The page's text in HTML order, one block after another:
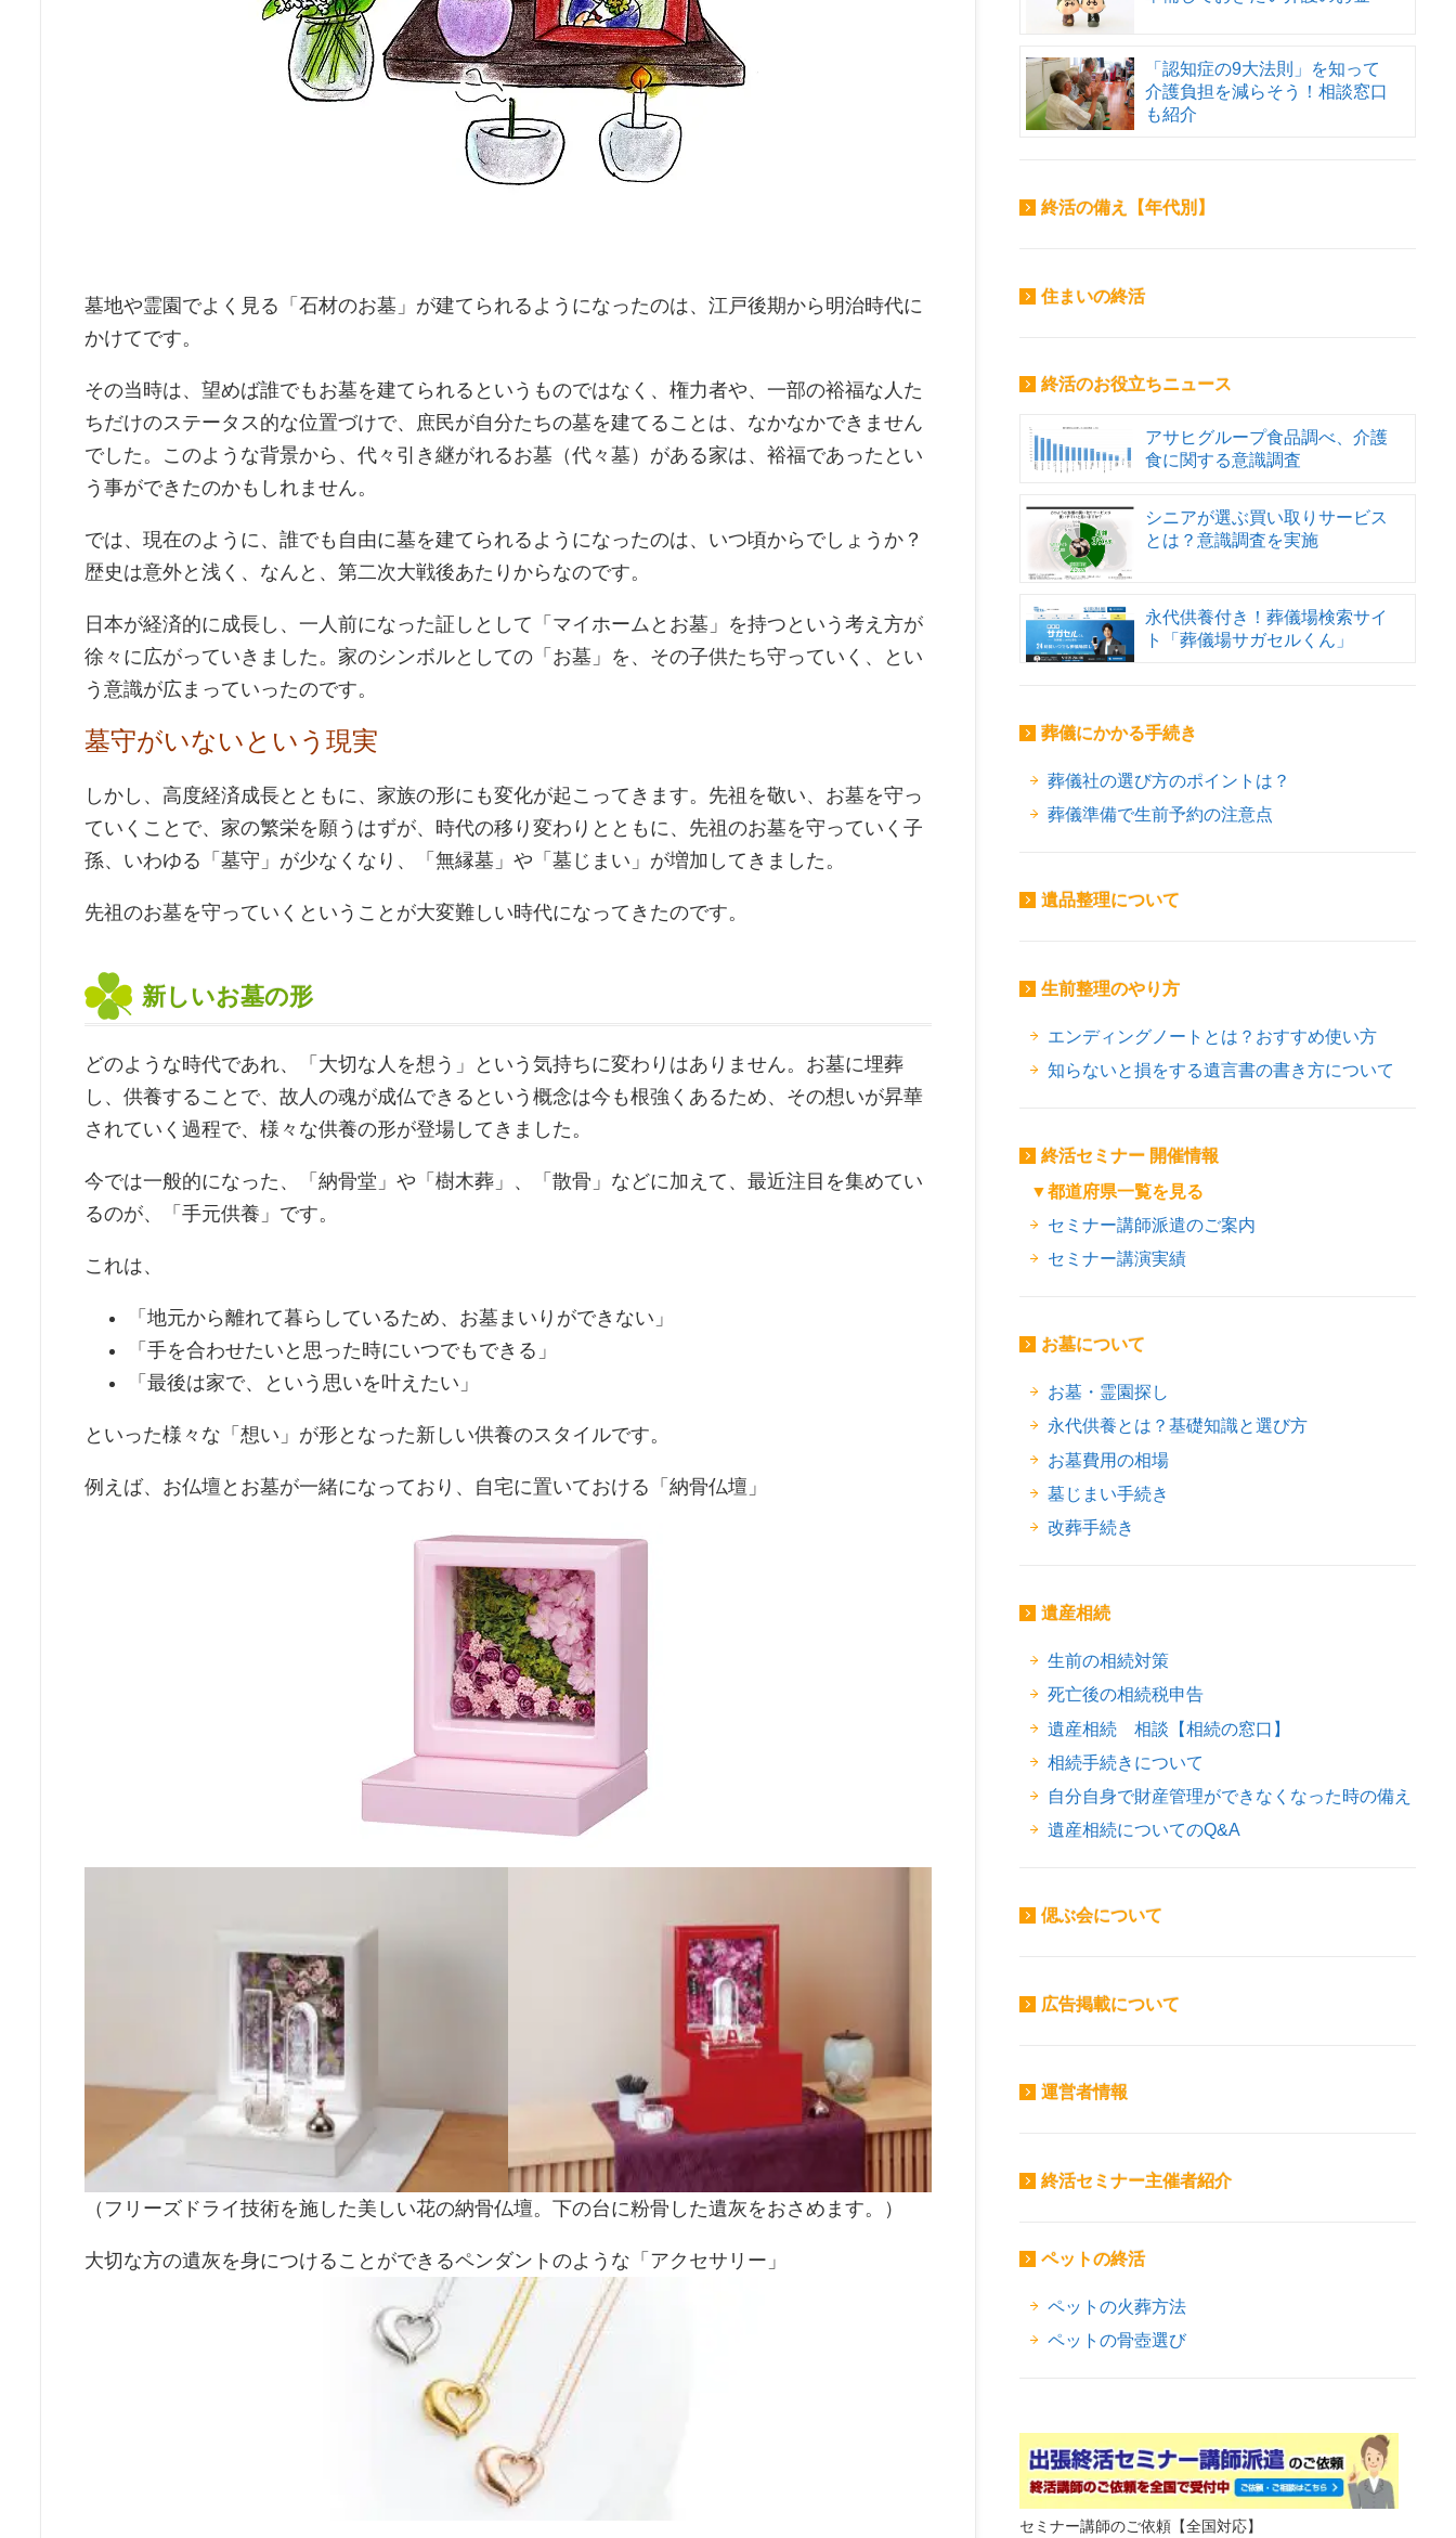
墓地や霊園でよく見る「石材のお墓」が建てられるようになったのは、江戸後期から明治時代に
かけてです。
その当時は、望めば誰でもお墓を建てられるというものではなく、権力者や、一部の裕福な人た
ちだけのステータス的な位置づけで、庶民が自分たちの墓を建てることは、なかなかできません
でした。このような背景から、代々引き継がれるお墓（代々墓）がある家は、裕福であったとい
う事ができたのかもしれません。
では、現在のように、誰でも自由に墓を建てられるようになったのは、いつ頃からでしょうか？
歴史は意外と浅く、なんと、第二次大戦後あたりからなのです。
日本が経済的に成長し、一人前になった証しとして「マイホームとお墓」を持つという考え方が
徐々に広がっていきました。家のシンボルとしての「お墓」を、その子供たち守っていく、とい
う意識が広まっていったのです。
墓守がいないという現実
しかし、高度経済成長とともに、家族の形にも変化が起こってきます。先祖を敬い、お墓を守っ
ていくことで、家の繁栄を願うはずが、時代の移り変わりとともに、先祖のお墓を守っていく子
孫、いわゆる「墓守」が少なくなり、「無縁墓」や「墓じまい」が増加してきました。
先祖のお墓を守っていくということが大変難しい時代になってきたのです。
新しいお墓の形
どのような時代であれ、「大切な人を想う」という気持ちに変わりはありません。お墓に埋葬
し、供養することで、故人の魂が成仏できるという概念は今も根強くあるため、その想いが昇華
されていく過程で、様々な供養の形が登場してきました。
今では一般的になった、「納骨堂」や「樹木葬」、「散骨」などに加えて、最近注目を集めてい
るのが、「手元供養」です。
これは、
「地元から離れて暮らしているため、お墓まいりができない」
「手を合わせたいと思った時にいつでもできる」
「最後は家で、という思いを叶えたい」
といった様々な「想い」が形となった新しい供養のスタイルです。
例えば、お仏壇とお墓が一緒になっており、自宅に置いておける「納骨仏壇」
（フリーズドライ技術を施した美しい花の納骨仏壇。下の台に粉骨した遺灰をおさめます。）
大切な方の遺灰を身につけることができるペンダントのような「アクセサリー」
「認知症の9大法則」を知って
介護負担を減らそう！相談窓口
も紹介
終活の備え【年代別】
住まいの終活
終活のお役立ちニュース
アサヒグループ食品調べ、介護
食に関する意識調査
シニアが選ぶ買い取りサービス
とは？意識調査を実施
永代供養付き！葬儀場検索サイ
ト「葬儀場サガセルくん」
葬儀にかかる手続き
葬儀社の選び方のポイントは？
葬儀準備で生前予約の注意点
遺品整理について
生前整理のやり方
エンディングノートとは？おすすめ使い方
知らないと損をする遺言書の書き方について
終活セミナー 開催情報
▼都道府県一覧を見る
セミナー講師派遣のご案内
セミナー講演実績
お墓について
お墓・霊園探し
永代供養とは？基礎知識と選び方
お墓費用の相場
墓じまい手続き
改葬手続き
遺産相続
生前の相続対策
死亡後の相続税申告
遺産相続 相談【相続の窓口】
相続手続きについて
自分自身で財産管理ができなくなった時の備え
遺産相続についてのQ&A
偲ぶ会について
広告掲載について
運営者情報
終活セミナー主催者紹介
ペットの終活
ペットの火葬方法
ペットの骨壺選び
セミナー講師のご依頼【全国対応】